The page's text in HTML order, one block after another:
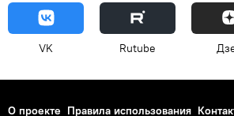
VK Rutube
О проекте Правила использования